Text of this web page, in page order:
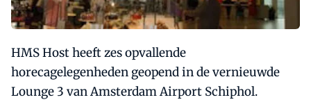
HMS Host heeft zes opvallende
horecagelegenheden geopend in de vernieuwde
Lounge 3 van Amsterdam Airport Schiphol.